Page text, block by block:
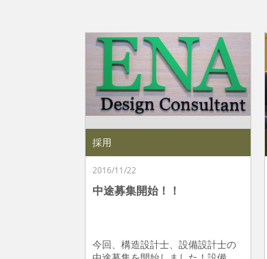
採用
2016/11/22
中途募集開始！！
今回、構造設計士、設備設計士の